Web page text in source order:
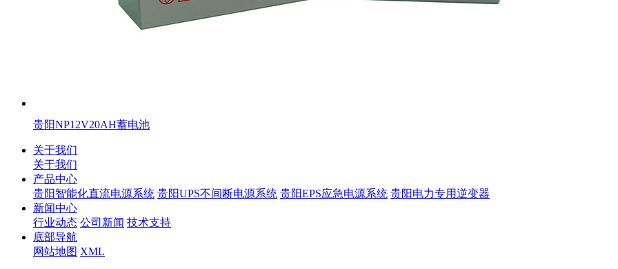
贵阳NP12V20AH蓄电池
关于我们
关于我们
产品中心
贵阳智能化直流电源系统 贵阳UPS不间断电源系统 贵阳EPS应急电源系统 贵阳电力专用逆变器
新闻中心
行业动态 公司新闻 技术支持
底部导航
网站地图 XML